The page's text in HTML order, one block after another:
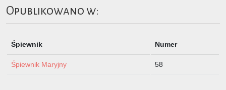
Opublikowano w:
Śpiewnik Numer
Śpiewnik Maryjny 58